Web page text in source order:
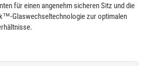
für einen angenehm sicheren Sitz und die
Glaswechseltechnologie zur optimalen